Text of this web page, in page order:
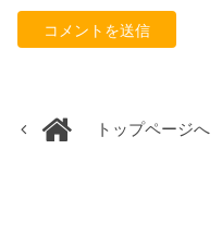
トップページへ